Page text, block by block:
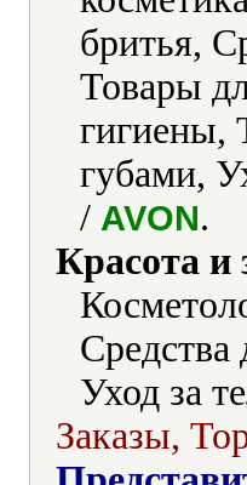
бритья,
Товары
гигиены,
губами,
/ AVON.
Красота и
Средства
Уход за
Заказы,